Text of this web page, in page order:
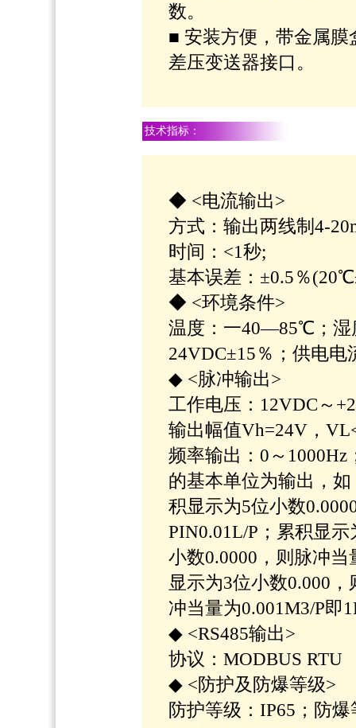
数。
■ 安装方便，带金属
差压变送器接口。
技术指标：
◆ <电流输出>
方式：输出两线制4-
时间：<1秒;
基本误差：±0.5％
◆ <环境条件>
温度：一40—85℃；湿
24VDC±15％；供电电
◆ <脉冲输出>
工作电压：12VDC～
输出幅值Vh=24V，
频率输出：0～
的基本单位为输出，如
积显示为5位小数
PIN0.01L/P；累积显示
小数0.0000，则脉冲当
显示为3位小数0.000，
冲当量为0.001M3/P即
◆ <RS485输出>
协议：MODBUS RTU
◆ <防护及防爆等级>
防护等级：IP65；防